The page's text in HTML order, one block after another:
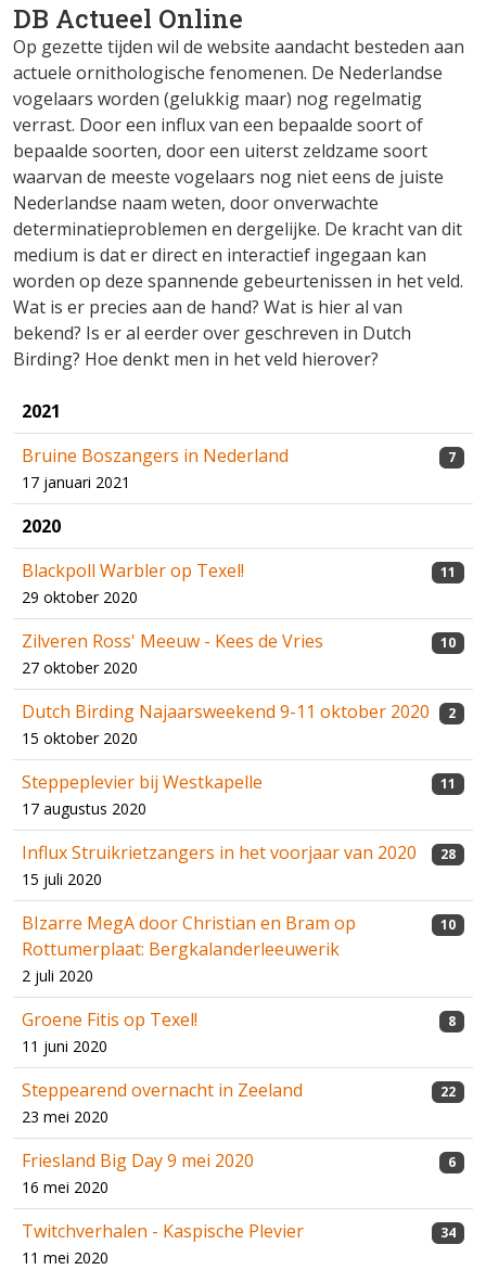
DB Actueel Online
Op gezette tijden wil de website aandacht besteden aan
actuele ornithologische fenomenen. De Nederlandse
vogelaars worden (gelukkig maar) nog regelmatig
verrast. Door een influx van een bepaalde soort of
bepaalde soorten, door een uiterst zeldzame soort
waarvan de meeste vogelaars nog niet eens de juiste
Nederlandse naam weten, door onverwachte
determinatieproblemen en dergelijke. De kracht van dit
medium is dat er direct en interactief ingegaan kan
worden op deze spannende gebeurtenissen in het veld.
Wat is er precies aan de hand? Wat is hier al van
bekend? Is er al eerder over geschreven in Dutch
Birding? Hoe denkt men in het veld hierover?
2021
Bruine Boszangers in Nederland
17 januari 2021
7
2020
Blackpoll Warbler op Texel!
29 oktober 2020
11
Zilveren Ross' Meeuw - Kees de Vries
27 oktober 2020
10
Dutch Birding Najaarsweekend 9-11 oktober 2020
15 oktober 2020
2
Steppeplevier bij Westkapelle
17 augustus 2020
11
Influx Struikrietzangers in het voorjaar van 2020
15 juli 2020
28
BIzarre MegA door Christian en Bram op
Rottumerplaat: Bergkalanderleeuwerik
2 juli 2020
10
Groene Fitis op Texel!
11 juni 2020
8
Steppearend overnacht in Zeeland
23 mei 2020
22
Friesland Big Day 9 mei 2020
16 mei 2020
6
Twitchverhalen - Kaspische Plevier
11 mei 2020
34